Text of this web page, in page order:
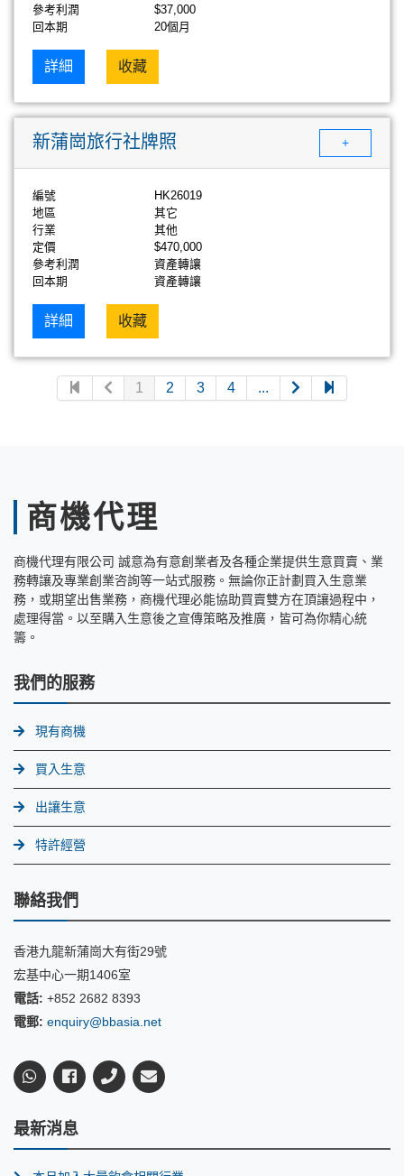
參考利潤
$37,000
回本期
20個月
詳細 收藏
新蒲崗旅行社牌照 +
編號
HK26019
地區
其它
行業
其他
定價
$470,000
參考利潤
資產轉讓
回本期
資產轉讓
詳細 收藏
1 2 3 4 ...
商機代理
商機代理有限公司 誠意為有意創業者及各種企業提供生意買賣、業
務轉讓及專業創業咨詢等一站式服務。無論你正計劃買入生意業
務，或期望出售業務，商機代理必能協助買賣雙方在頂讓過程中，
處理得當。以至購入生意後之宣傳策略及推廣，皆可為你精心統
籌。
我們的服務
現有商機
買入生意
出讓生意
特許經營
聯絡我們
香港九龍新蒲崗大有街29號
宏基中心一期1406室
電話: +852 2682 8393
電郵: enquiry@bbasia.net
最新消息